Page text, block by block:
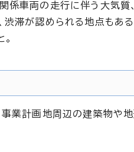
車両の走行に伴う大気質
滞が認められる地点もあ
業計画地周辺の建築物や